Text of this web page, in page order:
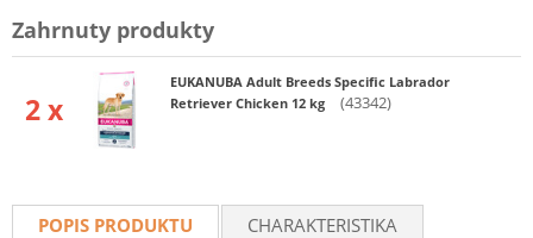
Zahrnuty produkty
2 x
EUKANUBA Adult Breeds Specific Labrador
Retriever Chicken 12 kg
(43342)
POPIS PRODUKTU
CHARAKTERISTIKA